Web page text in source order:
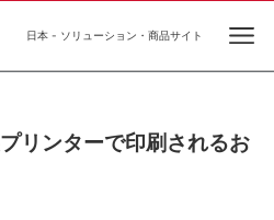
日本 - ソリューション・商品サイト
リンターで印刷されるお